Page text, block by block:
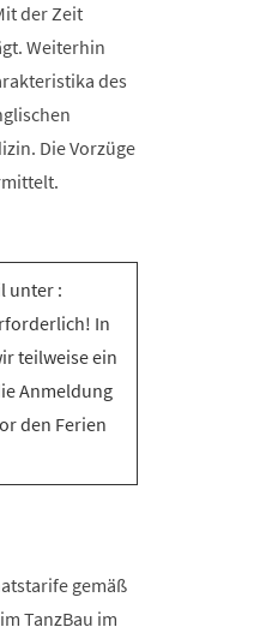
der Zeit
Weiterhin
des
Die Vorzüge
unter :
In
teilweise ein
Anmeldung
den Ferien
gemäß
TanzBau im